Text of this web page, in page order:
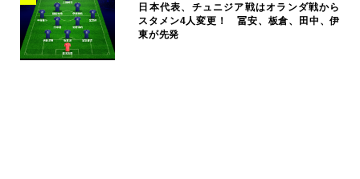
日本代表、チュニジア戦はオランダ戦から
スタメン4人変更！ 冨安、板倉、田中、伊
東が先発